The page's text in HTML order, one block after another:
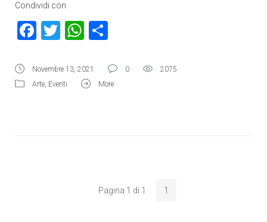
Condividi con
Facebook
TwitterWhatsApp
Novembre 13, 2021 0
2075
Arte, Eventi More
Pagina 1 di 1 1